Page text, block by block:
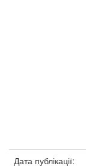
Дата публікації: